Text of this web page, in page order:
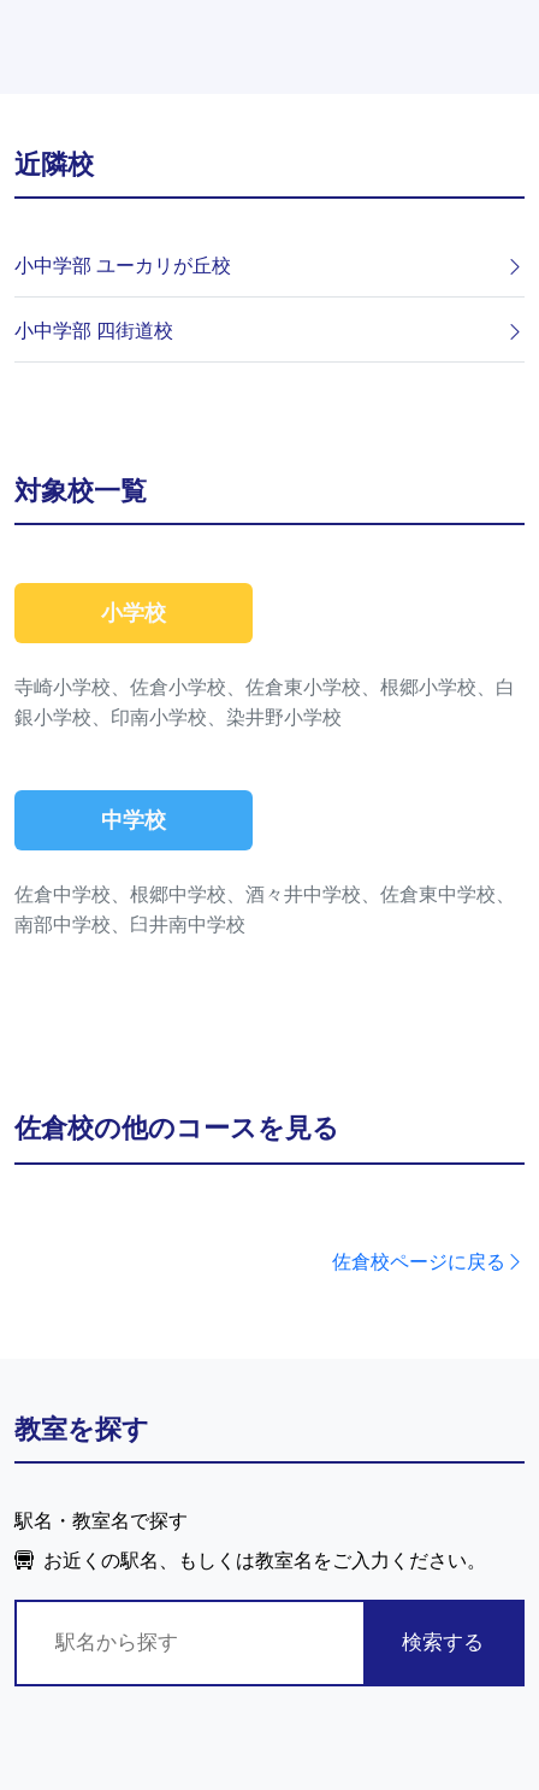
近隣校
小中学部 ユーカリが丘校
小中学部 四街道校
対象校一覧
小学校
寺崎小学校、佐倉小学校、佐倉東小学校、根郷小学校、白
銀小学校、印南小学校、染井野小学校
中学校
佐倉中学校、根郷中学校、酒々井中学校、佐倉東中学校、
南部中学校、臼井南中学校
佐倉校の他のコースを見る
佐倉校ページに戻る
教室を探す
駅名・教室名で探す
お近くの駅名、もしくは教室名をご入力ください。
検索する